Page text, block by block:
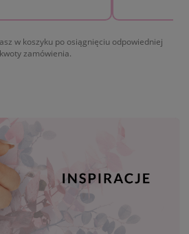
w koszyku po osiągnięciu odpowiedniej
kwoty zamówienia.